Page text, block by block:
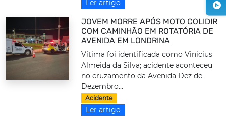
Ler artigo
JOVEM MORRE APÓS MOTO COLIDIR
COM CAMINHÃO EM ROTATÓRIA DE
AVENIDA EM LONDRINA
Vítima foi identificada como Vinicius
Almeida da Silva; acidente aconteceu
no cruzamento da Avenida Dez de
Dezembro...
Acidente
Ler artigo